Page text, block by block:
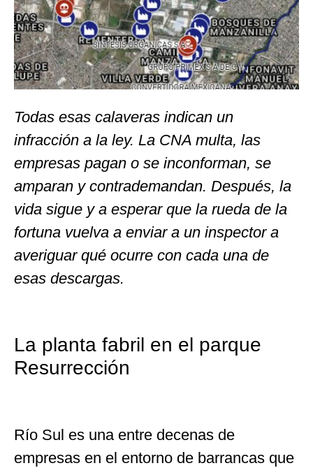
Todas esas calaveras indican un
infracción a la ley. La CNA multa, las
empresas pagan o se inconforman, se
amparan y contrademandan. Después, la
vida sigue y a esperar que la rueda de la
fortuna vuelva a enviar a un inspector a
averiguar qué ocurre con cada una de
esas descargas.
La planta fabril en el parque
Resurrección
Río Sul es una entre decenas de
empresas en el entorno de barrancas que